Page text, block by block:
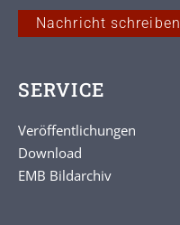
Nachricht schreiben
SERVICE
Veröffentlichungen
Download
EMB Bildarchiv